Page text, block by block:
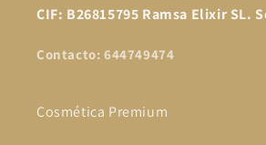
CIF: B26815795 Ramsa Elixir SL.
Contacto: 644749474
Cosmética Premium